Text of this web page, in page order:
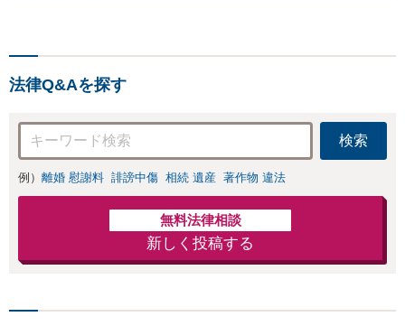
じて各種専門家と連携
法律Q&Aを探す
検索
例） 離婚 慰謝料 誹謗中傷 相続 遺産 著作物 違法
無料法律相談
新しく投稿する